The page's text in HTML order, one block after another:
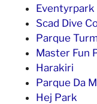
Eventyrpark
Scad Dive
Parque
Master Fun
Harakiri
Parque Da
Hej Park